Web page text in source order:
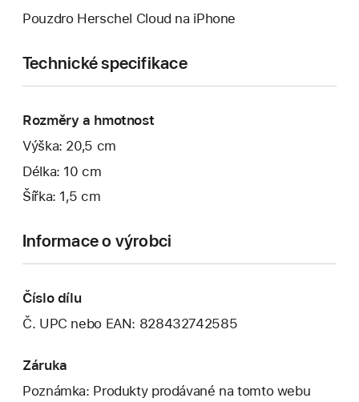
Pouzdro Herschel Cloud na iPhone
Technické specifikace
Rozměry a hmotnost
Výška: 20,5 cm
Délka: 10 cm
Šířka: 1,5 cm
Informace o výrobci
Číslo dílu
Č. UPC nebo EAN: 828432742585
Záruka
Poznámka: Produkty prodávané na tomto webu